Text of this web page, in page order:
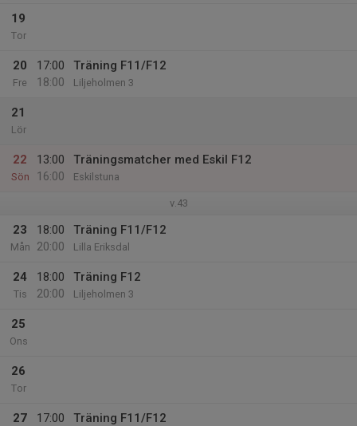
19
Tor
20
Fre
17:00
18:00
Träning F11/F12
Liljeholmen 3
21
Lör
22
Sön
13:00
16:00
Träningsmatcher med Eskil F12
Eskilstuna
v.43
23
Mån
18:00
20:00
Träning F11/F12
Lilla Eriksdal
24
Tis
18:00
20:00
Träning F12
Liljeholmen 3
25
Ons
26
Tor
27
17:00
Träning F11/F12